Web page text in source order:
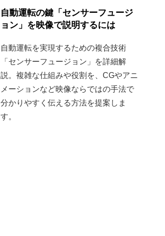
自動運転の鍵「センサーフュージ
ョン」を映像で説明するには
自動運転を実現するための複合技術
「センサーフュージョン」を詳細解
説。複雑な仕組みや役割を、CGやアニ
メーションなど映像ならではの手法で
分かりやすく伝える方法を提案しま
す。